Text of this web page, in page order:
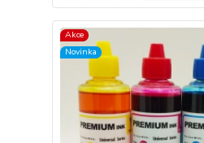
Akce
Novinka